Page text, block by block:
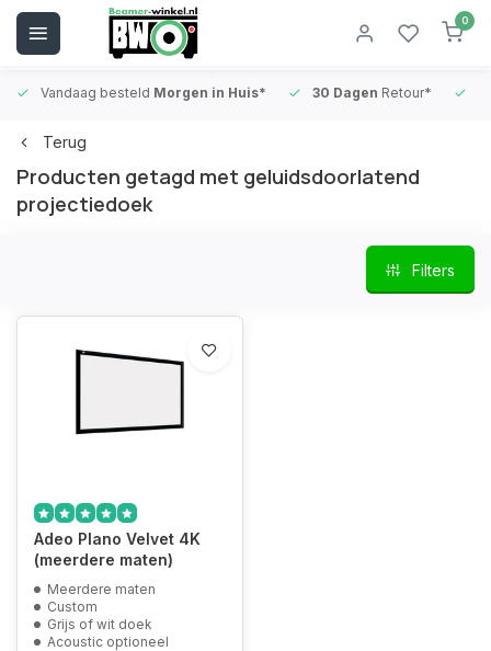
0
Vandaag besteld Morgen in Huis* 30 Dagen Retour*
Terug
Producten getagd met geluidsdoorlatend
projectiedoek
Filters
Adeo Plano Velvet 4K
(meerdere maten)
Meerdere maten
Custom
Grijs of wit doek
Acoustic optioneel